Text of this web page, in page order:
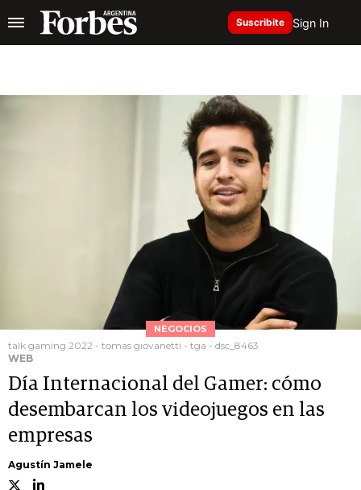
Suscribite Sign In
NEGOCIOS
talk gaming 2022 - tomas giovanetti - tga - dsc_8463
WEB
Día Internacional del Gamer: cómo
desembarcan los videojuegos en las
empresas
Agustín Jamele